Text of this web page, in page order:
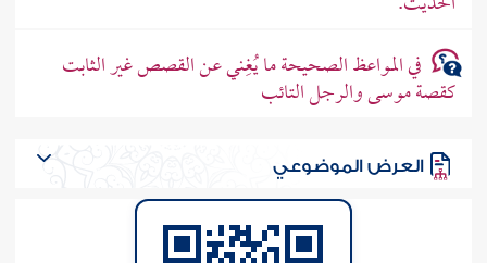
في المواعظ الصحيحة ما يُغِني عن القصص غير الثابت
كقصة موسى والرجل التائب
العرض الموضوعي